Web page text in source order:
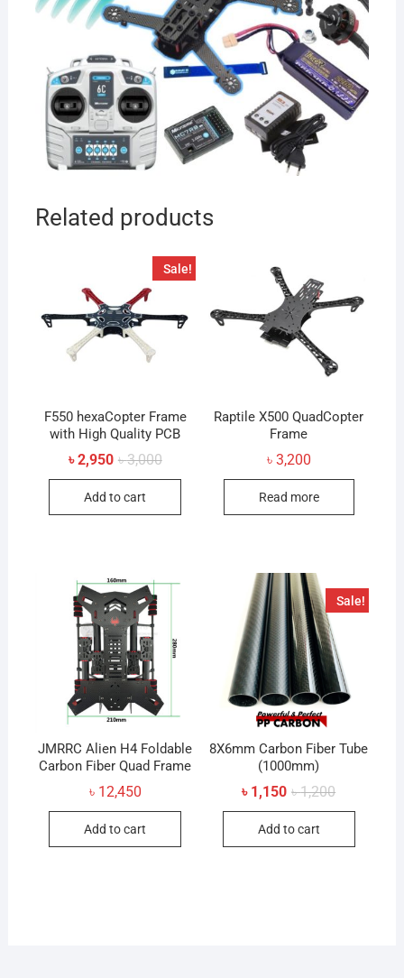
Related products
Sale!
F550 hexaCopter Frame
with High Quality PCB
৳3,000Original
was:
৳2,950
Current
is:
Add to cart
Raptile X500 QuadCopter
Frame
৳ 3,200
Read more
JMRRC Alien H4 Foldable
Carbon Fiber Quad Frame
৳ 12,450
Add to cart
Sale!
8X6mm Carbon Fiber Tube
(1000mm)
৳1,200Original
was:
৳ 1,150
Current
is:
Add to cart